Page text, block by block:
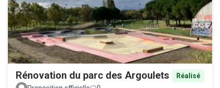
Rénovation du parc des Argoulets
Réalisé